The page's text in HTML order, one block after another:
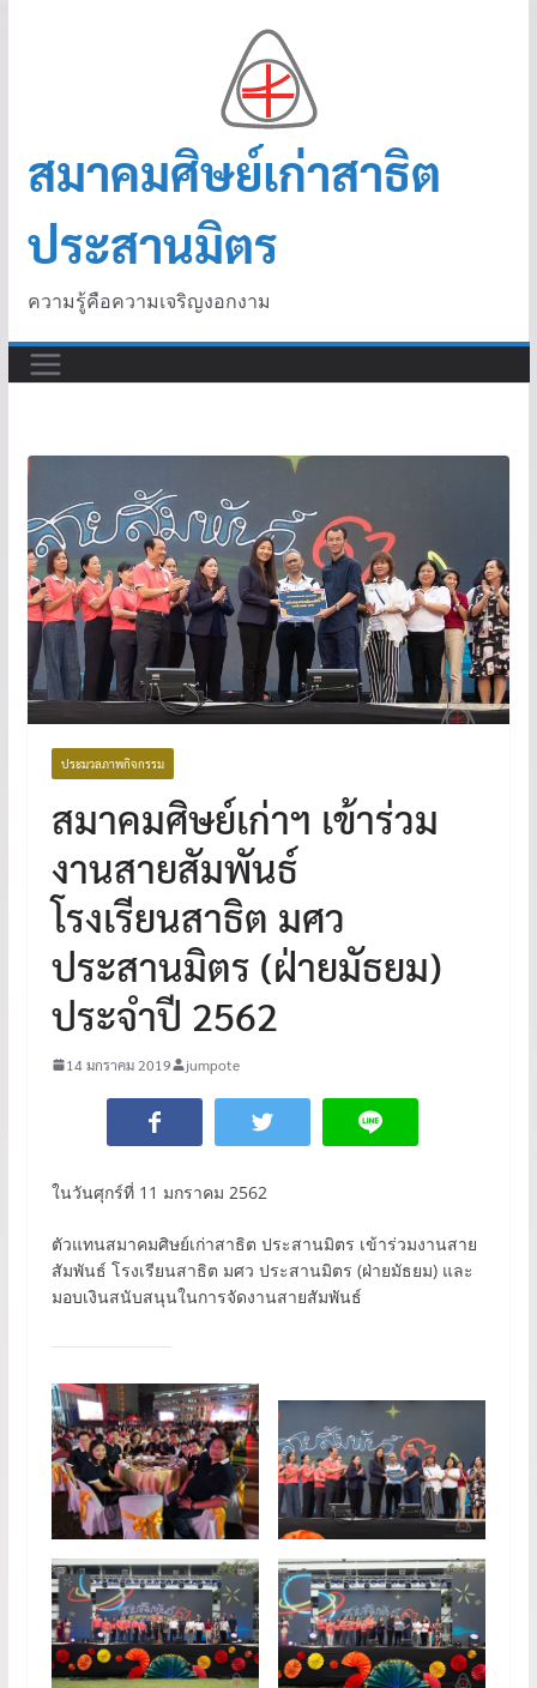
สมาคมศิษย์เก่าสาธิต
ประสานมิตร
ความรู้คือความเจริญงอกงาม
ประมวลภาพกิจกรรม
สมาคมศิษย์เก่าฯ เข้าร่วม
งานสายสัมพันธ์
โรงเรียนสาธิต มศว
ประสานมิตร (ฝ่ายมัธยม)
ประจำปี 2562
14 มกราคม 2019 jumpote
ในวันศุกร์ที่ 11 มกราคม 2562
ตัวแทนสมาคมศิษย์เก่าสาธิต ประสานมิตร เข้าร่วมงานสาย
สัมพันธ์ โรงเรียนสาธิต มศว ประสานมิตร (ฝ่ายมัธยม) และ
มอบเงินสนับสนุนในการจัดงานสายสัมพันธ์